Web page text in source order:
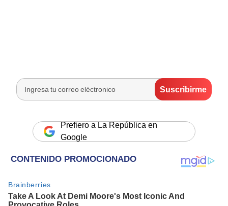
Prefiero a La República en
Google